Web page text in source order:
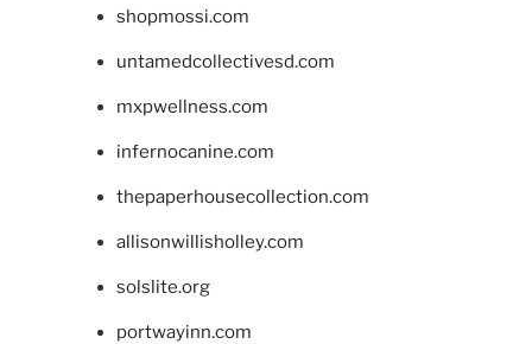
shopmossi.com
untamedcollectivesd.com
mxpwellness.com
infernocanine.com
thepaperhousecollection.com
allisonwillisholley.com
solslite.org
portwayinn.com